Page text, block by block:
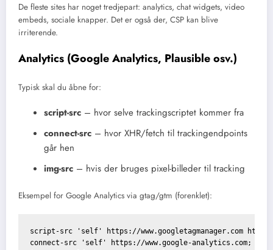
De fleste sites har noget tredjepart: analytics, chat widgets, video
embeds, sociale knapper. Det er også der, CSP kan blive
irriterende.
Analytics (Google Analytics, Plausible osv.)
Typisk skal du åbne for:
script-src – hvor selve trackingscriptet kommer fra
connect-src – hvor XHR/fetch til trackingendpoints
går hen
img-src – hvis der bruges pixel-billeder til tracking
Eksempel for Google Analytics via gtag/gtm (forenklet):
script-src 'self' https://www.googletagmanager.com
connect-src 'self' https://www.google-analytics.com;